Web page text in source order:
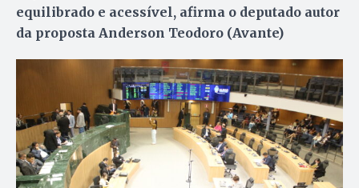
equilibrado e acessível, afirma o deputado autor
da proposta Anderson Teodoro (Avante)